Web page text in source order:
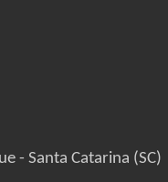
- Santa Catarina (SC)